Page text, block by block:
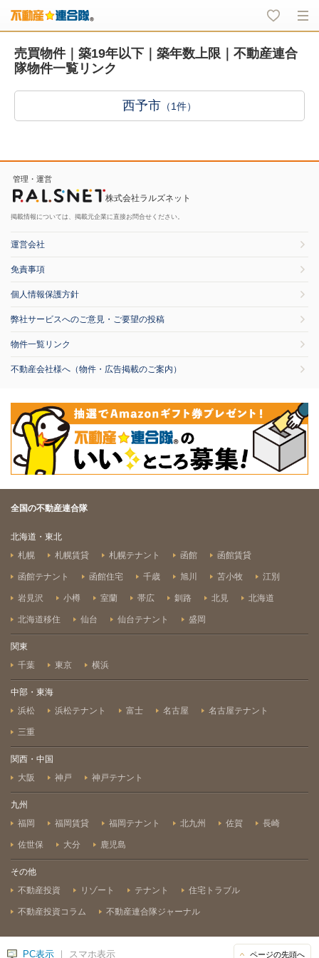
売買物件｜築19年以下｜築年数上限｜不動産連合
隊物件一覧リンク
西予市 （1件）
管理・運営
株式会社ラルズネット
掲載情報については、掲載元企業に直接お問合せください。
運営会社
免責事項
個人情報保護方針
弊社サービスへのご意見・ご要望の投稿
物件一覧リンク
不動産会社様へ（物件・広告掲載のご案内）
全国の不動産連合隊
北海道・東北
札幌
札幌賃貸 札幌テナント 函館 函館賃貸
函館テナント 函館住宅 千歳 旭川 苫小牧 江別
岩見沢 小樽 室蘭 帯広 釧路 北見 北海道
北海道移住 仙台 仙台テナント 盛岡
関東
千葉
東京 横浜
中部・東海
浜松
浜松テナント 富士 名古屋 名古屋テナント
三重
関西・中国
大阪
神戸 神戸テナント
九州
福岡
福岡賃貸 福岡テナント 北九州 佐賀 長崎
佐世保 大分 鹿児島
その他
不動産投資
リゾート テナント 住宅トラブル
不動産投資コラム 不動産連合隊ジャーナル
PC表示 ｜ スマホ表示 ページの先頭へ